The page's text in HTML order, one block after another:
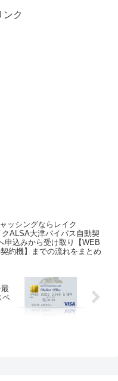
ンク
ッシングならレイク
ALSA大津バイパス自動契
申込みから受け取り【WEB
約機】までの流れをまとめ
ペ